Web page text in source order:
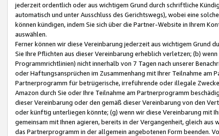
jederzeit ordentlich oder aus wichtigem Grund durch schriftliche
automatisch und unter Ausschluss des Gerichtswegs), wobei eine
können kündigen, indem Sie sich über die Partner-Website in Ihrem
auswählen.
Ferner können wir diese Vereinbarung jederzeit aus wichtigem Grund
Sie Ihre Pflichten aus dieser Vereinbarung erheblich verletzen; (b)
Programmrichtlinien) nicht innerhalb von 7 Tagen nach unserer
oder Haftungsansprüchen im Zusammenhang mit Ihrer Teilnahme am
Partnerprogramm für betrügerische, irreführende oder illegale
Amazon durch Sie oder Ihre Teilnahme am Partnerprogramm
dieser Vereinbarung oder den gemäß dieser Vereinbarung von den
oder künftig unterliegen könnte; (g) wenn wir diese Vereinbarung mit
gemeinsam mit Ihnen agieren, bereits in der Vergangenheit, gleich
das Partnerprogramm in der allgemein angebotenen Form beenden.